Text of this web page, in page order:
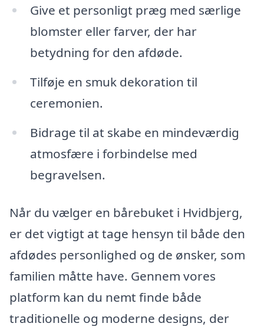
Give et personligt præg med særlige
blomster eller farver, der har
betydning for den afdøde.
Tilføje en smuk dekoration til
ceremonien.
Bidrage til at skabe en mindeværdig
atmosfære i forbindelse med
begravelsen.
Når du vælger en bårebuket i Hvidbjerg,
er det vigtigt at tage hensyn til både den
afdødes personlighed og de ønsker, som
familien måtte have. Gennem vores
platform kan du nemt finde både
traditionelle og moderne designs, der